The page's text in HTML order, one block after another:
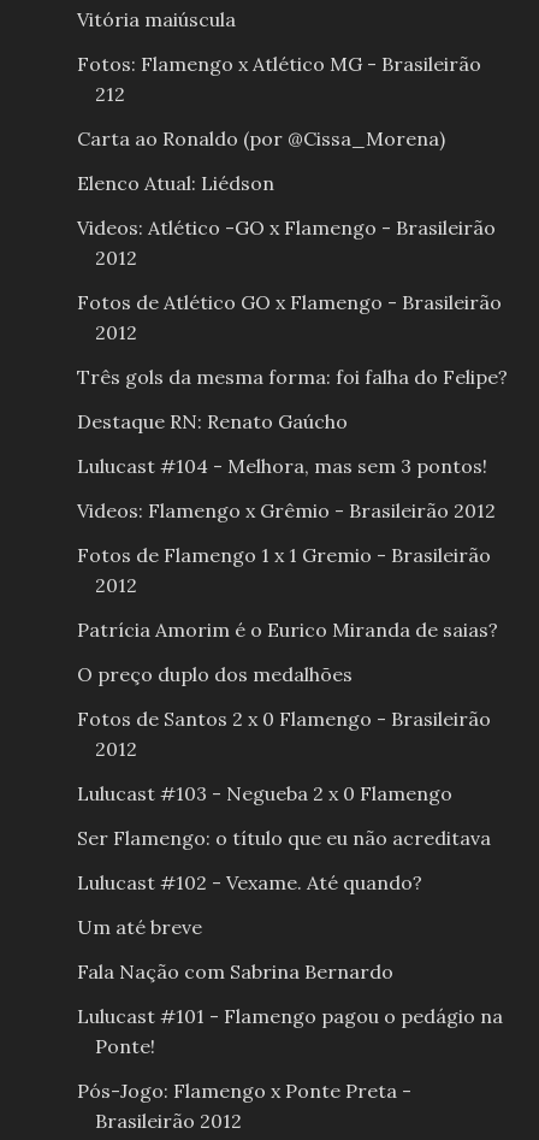
Vitória maiúscula
Fotos: Flamengo x Atlético MG - Brasileirão
212
Carta ao Ronaldo (por @Cissa_Morena)
Elenco Atual: Liédson
Videos: Atlético -GO x Flamengo - Brasileirão
2012
Fotos de Atlético GO x Flamengo - Brasileirão
2012
Três gols da mesma forma: foi falha do Felipe?
Destaque RN: Renato Gaúcho
Lulucast #104 - Melhora, mas sem 3 pontos!
Videos: Flamengo x Grêmio - Brasileirão 2012
Fotos de Flamengo 1 x 1 Gremio - Brasileirão
2012
Patrícia Amorim é o Eurico Miranda de saias?
O preço duplo dos medalhões
Fotos de Santos 2 x 0 Flamengo - Brasileirão
2012
Lulucast #103 - Negueba 2 x 0 Flamengo
Ser Flamengo: o título que eu não acreditava
Lulucast #102 - Vexame. Até quando?
Um até breve
Fala Nação com Sabrina Bernardo
Lulucast #101 - Flamengo pagou o pedágio na
Ponte!
Pós-Jogo: Flamengo x Ponte Preta -
Brasileirão 2012